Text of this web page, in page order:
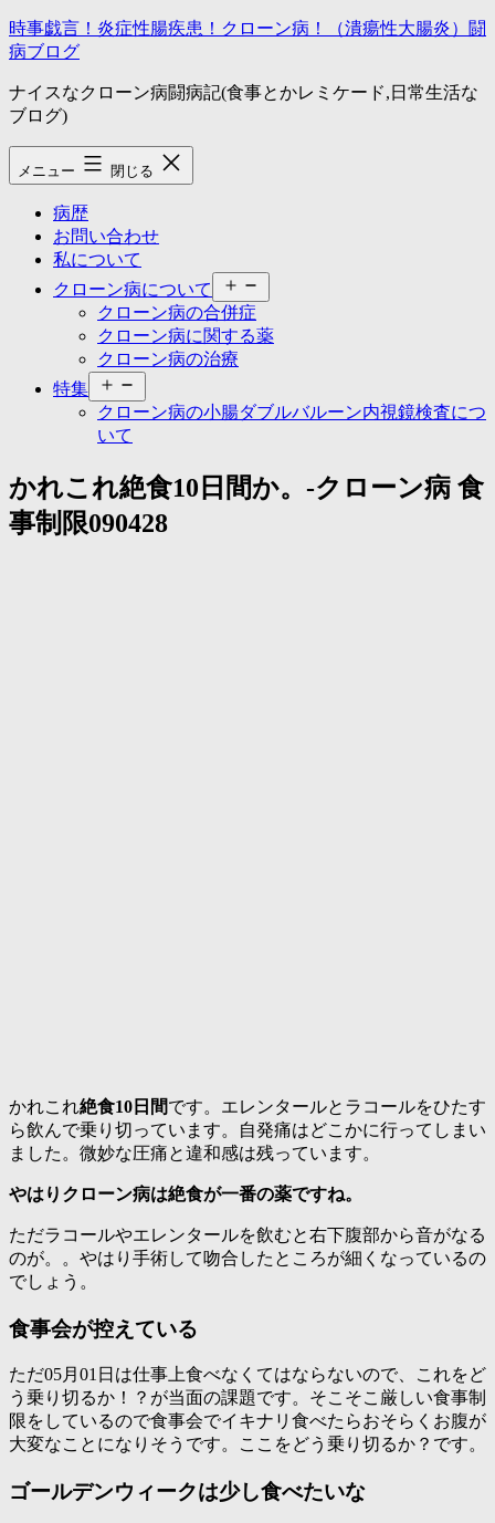
コ
ン
ン
ツ
へ
ス
キ
時事戯言！炎症性腸疾患！クローン病！（潰瘍性大腸炎）闘
病ブログ
ナイスなクローン病闘病記(食事とかレミケード,日常生活な
ブログ)
メニュー 閉じる
病歴
お問い合わせ
私について
クローン病について
ニ
ュ
ー
く
クローン病の合併症
クローン病に関する薬
クローン病の治療
特集
ニ
ュ
開
く
クローン病の小腸ダブルバルーン内視鏡検査につ
いて
かれこれ絶食10日間か。-クローン病 食
事制限090428
かれこれ絶食10日間です。エレンタールとラコールをひたす
ら飲んで乗り切っています。自発痛はどこかに行ってしまい
ました。微妙な圧痛と違和感は残っています。
やはりクローン病は絶食が一番の薬ですね。
ただラコールやエレンタールを飲むと右下腹部から音がなる
のが。。やはり手術して吻合したところが細くなっているの
でしょう。
食事会が控えている
ただ05月01日は仕事上食べなくてはならないので、これをど
う乗り切るか！？が当面の課題です。そこそこ厳しい食事制
限をしているので食事会でイキナリ食べたらおそらくお腹が
大変なことになりそうです。ここをどう乗り切るか？です。
ゴールデンウィークは少し食べたいな